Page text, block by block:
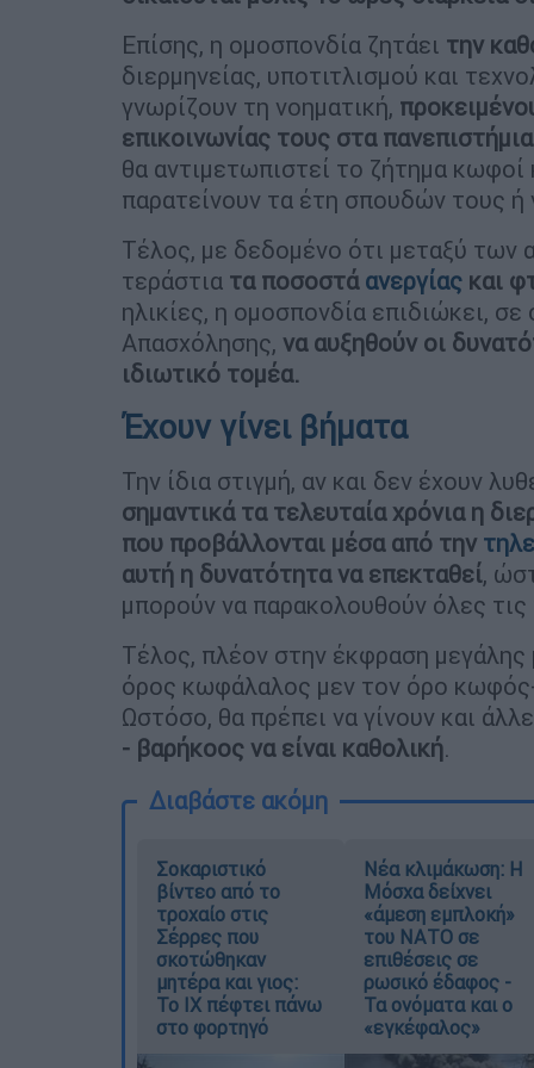
Επίσης, η ομοσπονδία ζητάει την
διερμηνείας, υποτιτλισμού και
γνωρίζουν τη νοηματική,
επικοινωνίας τους στα πανεπιστήμια
θα αντιμετωπιστεί το ζήτημα κωφοί
παρατείνουν τα έτη σπουδών τους ή
Τέλος, με δεδομένο ότι μεταξύ των
τεράστια τα ποσοστά ανεργίας και
ηλικίες, η ομοσπονδία επιδιώκει,
Απασχόλησης, να αυξηθούν οι
ιδιωτικό τομέα.
Έχουν γίνει βήματα
Την ίδια στιγμή, αν και δεν έχουν
σημαντικά τα τελευταία χρόνια η
που προβάλλονται μέσα από την
αυτή η δυνατότητα να επεκταθεί,
μπορούν να παρακολουθούν όλες
Τέλος, πλέον στην έκφραση μεγάλης
όρος κωφάλαλος μεν τον όρο
Ωστόσο, θα πρέπει να γίνουν και
- βαρήκοος να είναι καθολική.
Διαβάστε ακόμη
Σοκαριστικό
βίντεο από το
τροχαίο στις
Σέρρες που
σκοτώθηκαν
μητέρα και γιος:
Το ΙΧ πέφτει πάνω
στο φορτηγό
Νέα κλιμάκωση: Η
Μόσχα δείχνει
«άμεση εμπλοκή»
του ΝΑΤΟ σε
επιθέσεις σε
ρωσικό έδαφος -
Τα ονόματα και ο
«εγκέφαλος»